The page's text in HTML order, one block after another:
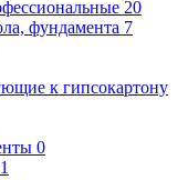
20
фундамента 7
к гипсокартону
0
1